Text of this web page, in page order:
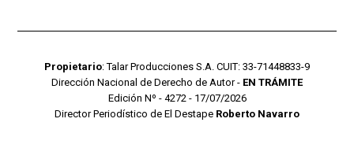
Propietario: Talar Producciones S.A. CUIT: 33-71448833-9
Dirección Nacional de Derecho de Autor - EN TRÁMITE
Edición Nº - 4272 - 17/07/2026
Director Periodístico de El Destape Roberto Navarro